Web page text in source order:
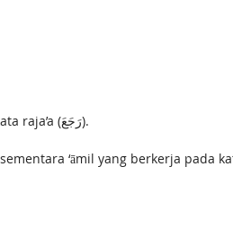
Maka dalam kalimat di atas ‘āmil yang menaṣabkan ẓāfiran adalah kata raja’a (رَجَعَ).